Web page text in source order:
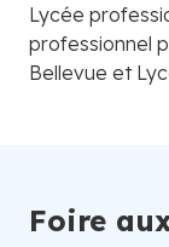
Lycée
professionnel
Bellevue et
Foire